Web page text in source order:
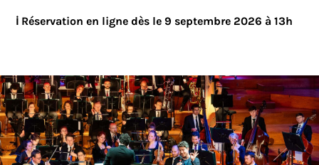
ℹ️ Réservation en ligne dès le 9 septembre 2026 à 13h